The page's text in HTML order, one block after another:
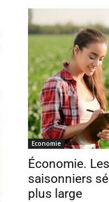
Economie
Économie.
saisonniers
plus large